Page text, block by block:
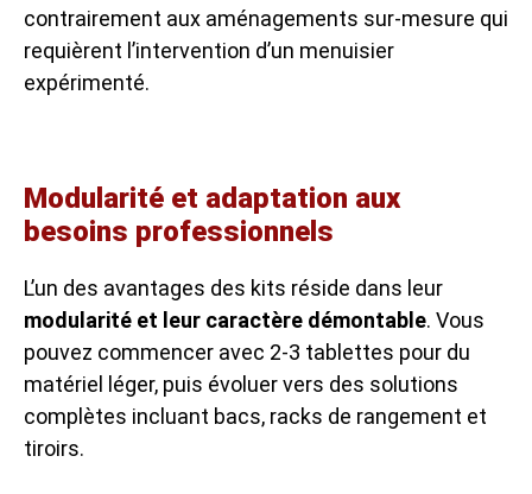
contrairement aux aménagements sur-mesure qui
requièrent l’intervention d’un menuisier
expérimenté.
Modularité et adaptation aux
besoins professionnels
L’un des avantages des kits réside dans leur
modularité et leur caractère démontable. Vous
pouvez commencer avec 2-3 tablettes pour du
matériel léger, puis évoluer vers des solutions
complètes incluant bacs, racks de rangement et
tiroirs.